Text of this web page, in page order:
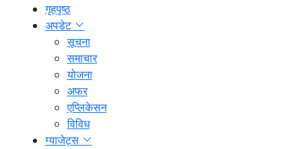
गृहपृष्ठ
अपडेट
सूचना
समाचार
योजना
अफर
एप्लिकेसन
विविध
ग्याजेट्स